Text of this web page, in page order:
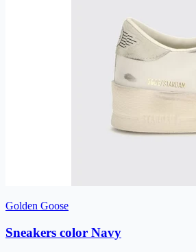
Golden Goose
Sneakers color Navy